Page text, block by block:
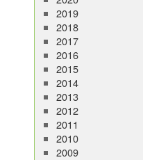
2019
2018
2017
2016
2015
2014
2013
2012
2011
2010
2009